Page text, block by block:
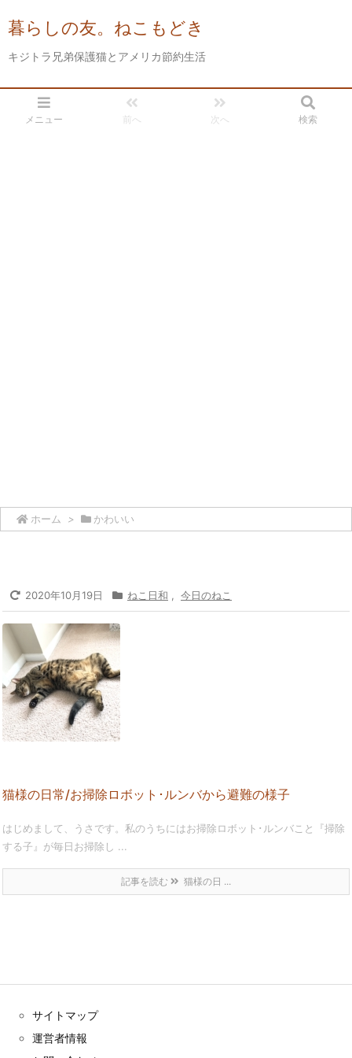
暮らしの友。ねこもどき
キジトラ兄弟保護猫とアメリカ節約生活
メニュー 前へ 次へ 検索
ホーム > かわいい
2020年10月19日 ねこ日和 今日のねこ
猫様の日常/お掃除ロボット･ルンバから避難の様子
はじめまして、うさです。私のうちにはお掃除ロボット･ルンバこと『掃除
する子』が毎日お掃除し ...
記事を読む 猫様の日 ...
サイトマップ
運営者情報